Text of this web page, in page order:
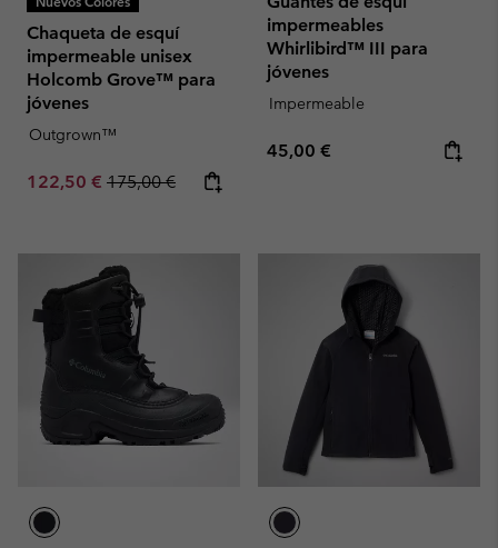
Chaqueta de esquí
impermeable unisex
Holcomb Grove™ para
jóvenes
Outgrown™
Sale price:
122,50 € Regular price:
175,00 €
impermeables
Whirlibird™ III para
jóvenes
Impermeable
Regular price:
45,00 €